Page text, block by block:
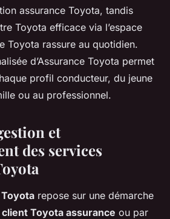
assurance Toyota, tandis
Toyota efficace via l’espace
Toyota rassure au quotidien.
d’Assurance Toyota permet
profil conducteur, du jeune
ou au professionnel.
et
des services
repose sur une démarche
Toyota assurance ou par